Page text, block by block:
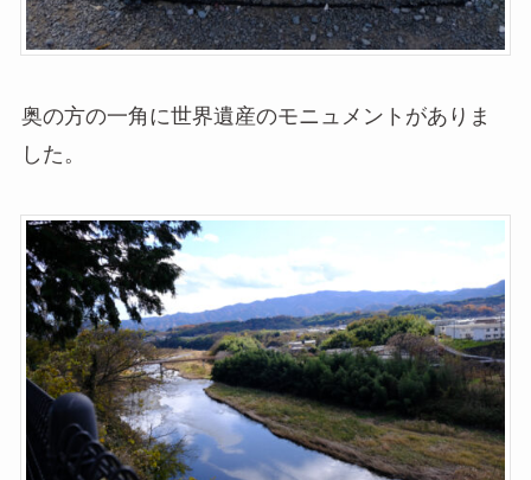
奥の方の一角に世界遺産のモニュメントがありま
した。